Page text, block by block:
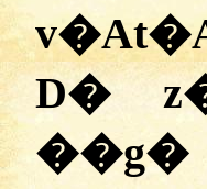
D�
��g�